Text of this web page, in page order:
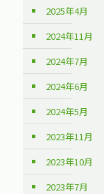
2025年4月
2024年11月
2024年7月
2024年6月
2024年5月
2023年11月
2023年10月
2023年7月